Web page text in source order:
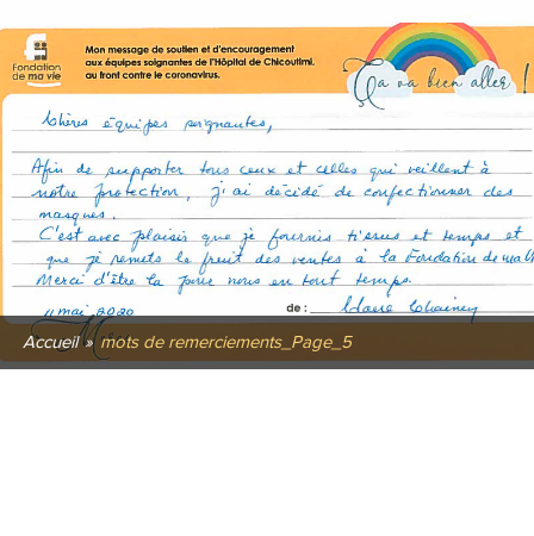
Accueil » mots de remerciements_Page_5